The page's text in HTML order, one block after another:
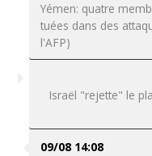
Yémen: quatre
tuées dans des
l'AFP)
Israël "rejette" le
09/08 14:08